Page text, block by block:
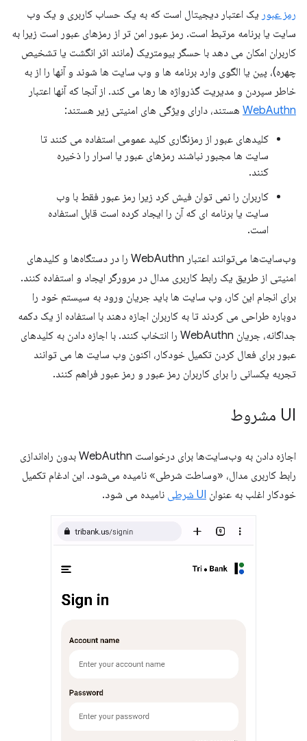
رمز عبور یک اعتبار دیجیتال است که به یک حساب کاربری و یک وب
سایت یا برنامه مرتبط است. رمز عبور امن تر از رمزهای عبور است زیرا به
کاربران امکان می دهد با حسگر بیومتریک (مانند اثر انگشت یا تشخیص
چهره)، پین یا الگوی وارد برنامه ها و وب سایت ها شوند و آنها را از به
خاطر سپردن و مدیریت گذرواژه ها رها می کند. از آنجا که آنها اعتبار
WebAuthn هستند، دارای ویژگی های امنیتی زیر هستند:
کلیدهای عبور از رمزنگاری کلید عمومی استفاده می کنند تا
سایت ها مجبور نباشند رمزهای عبور یا اسرار را ذخیره
کنند.
کاربران را نمی توان فیش کرد زیرا رمز عبور فقط با وب
سایت یا برنامه ای که آن را ایجاد کرده است قابل استفاده
است.
وب‌سایت‌ها می‌توانند اعتبار WebAuthn را در دستگاه‌ها و کلیدهای
امنیتی از طریق یک رابط کاربری مدال در مرورگر ایجاد و استفاده کنند.
برای انجام این کار، وب سایت ها باید جریان ورود به سیستم خود را
دوباره طراحی می کردند تا به کاربران اجازه دهند با استفاده از یک دکمه
جداگانه، جریان WebAuthn را انتخاب کنند. با اجازه دادن به کلیدهای
عبور برای فعال کردن تکمیل خودکار، اکنون وب سایت ها می توانند
تجربه یکسانی را برای کاربران رمز عبور و رمز عبور فراهم کنند.
UI مشروط
اجازه دادن به وب‌سایت‌ها برای درخواست WebAuthn بدون راه‌اندازی
رابط کاربری مدال، «وساطت شرطی» نامیده می‌شود. این ادغام تکمیل
خودکار اغلب به عنوان UI شرطی نامیده می شود.